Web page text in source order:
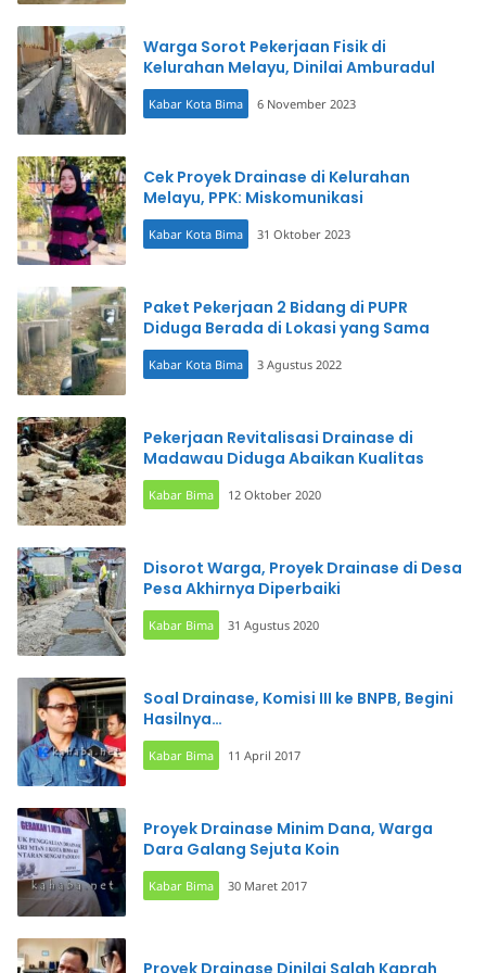
Warga Sorot Pekerjaan Fisik di
Kelurahan Melayu, Dinilai Amburadul
Kabar Kota Bima 6 November 2023
Cek Proyek Drainase di Kelurahan
Melayu, PPK: Miskomunikasi
Kabar Kota Bima 31 Oktober 2023
Paket Pekerjaan 2 Bidang di PUPR
Diduga Berada di Lokasi yang Sama
Kabar Kota Bima 3 Agustus 2022
Pekerjaan Revitalisasi Drainase di
Madawau Diduga Abaikan Kualitas
Kabar Bima 12 Oktober 2020
Disorot Warga, Proyek Drainase di Desa
Pesa Akhirnya Diperbaiki
Kabar Bima 31 Agustus 2020
Soal Drainase, Komisi III ke BNPB, Begini
Hasilnya…
Kabar Bima 11 April 2017
Proyek Drainase Minim Dana, Warga
Dara Galang Sejuta Koin
Kabar Bima 30 Maret 2017